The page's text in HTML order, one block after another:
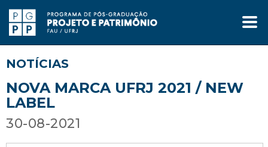
NOTÍCIAS
NOVA MARCA UFRJ 2021 / NEW
LABEL
30-08-2021